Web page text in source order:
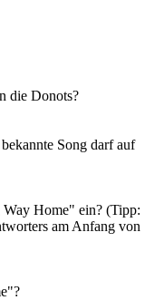
die Donots?
Song darf auf
Home" ein? (Tipp:
am Anfang von